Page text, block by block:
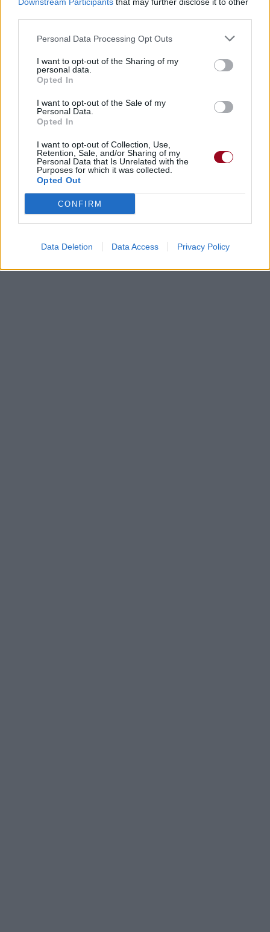
Personal Data Processing Opt Outs
I want to opt-out of the Sharing of my
personal data.
Opted In
I want to opt-out of the Sale of my
Personal Data.
Opted In
I want to opt-out of Collection, Use,
Retention, Sale, and/or Sharing of my
Personal Data that Is Unrelated with the
Purposes for which it was collected.
Opted Out
CONFIRM
Data Deletion Data Access Privacy Policy